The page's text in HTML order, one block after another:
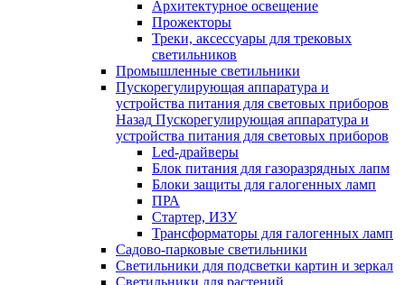
Архитектурное освещение
Прожекторы
Треки, аксессуары для трековых
светильников
Промышленные светильники
Пускорегулирующая аппаратура и
устройства питания для световых приборов
Назад Пускорегулирующая аппаратура и
устройства питания для световых приборов
Led-драйверы
Блок питания для газоразрядных лапм
Блоки защиты для галогенных ламп
ПРА
Стартер, ИЗУ
Трансформаторы для галогенных ламп
Садово-парковые светильники
Светильники для подсветки картин и зеркал
Светильники для растений